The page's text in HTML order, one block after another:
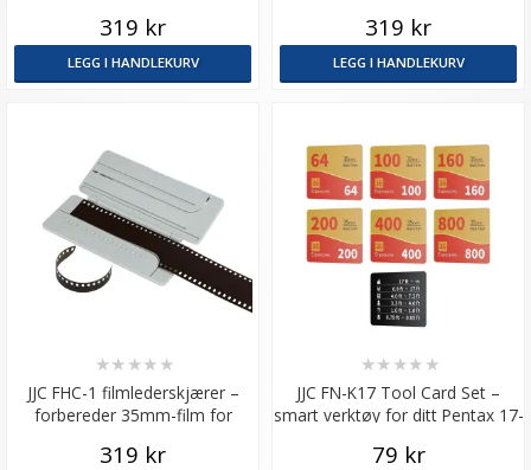
319 kr
LEGG I HANDLEKURV
319 kr
LEGG I HANDLEKURV
JJC FHC-1 filmlederskjærer –
forbereder 35mm-film for
★★ ★★ ★
319 kr
JJC FN-K17 Tool Card Set –
smart verktøy for ditt Pentax 17-
★★ ★★ ★
79 kr